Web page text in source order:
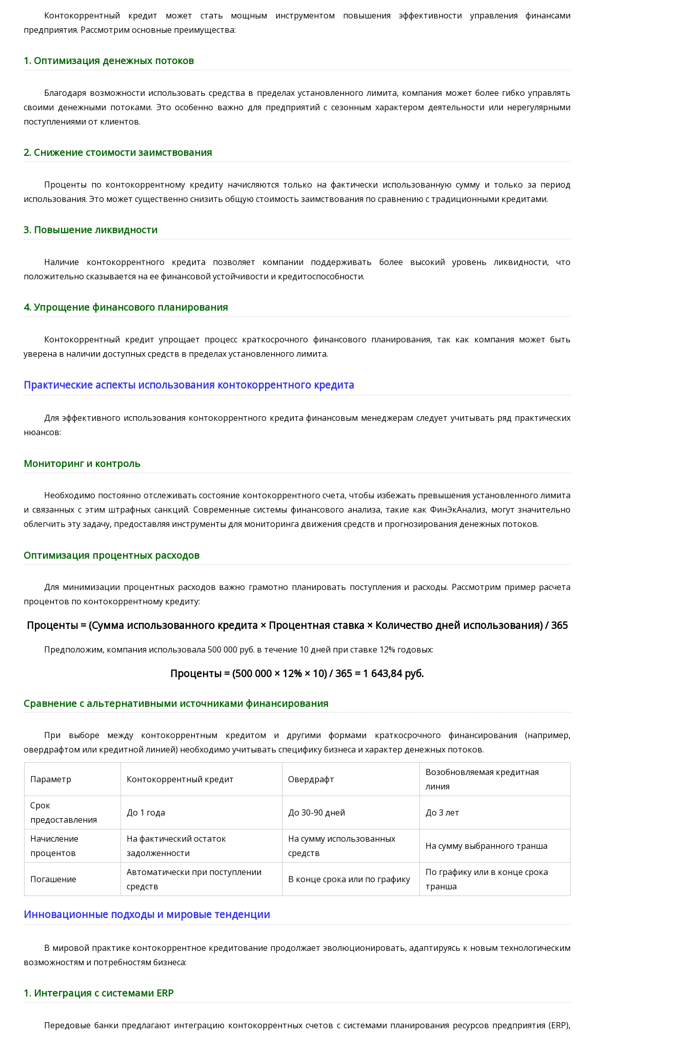
Контокоррентный кредит может стать мощным инструментом повышения эффективности управления финансами
предприятия. Рассмотрим основные преимущества:
1. Оптимизация денежных потоков
Благодаря возможности использовать средства в пределах установленного лимита, компания может более гибко управлять
своими денежными потоками. Это особенно важно для предприятий с сезонным характером деятельности или нерегулярными
поступлениями от клиентов.
2. Снижение стоимости заимствования
Проценты по контокоррентному кредиту начисляются только на фактически использованную сумму и только за период
использования. Это может существенно снизить общую стоимость заимствования по сравнению с традиционными кредитами.
3. Повышение ликвидности
Наличие контокоррентного кредита позволяет компании поддерживать более высокий уровень ликвидности, что
положительно сказывается на ее финансовой устойчивости и кредитоспособности.
4. Упрощение финансового планирования
Контокоррентный кредит упрощает процесс краткосрочного финансового планирования, так как компания может быть
уверена в наличии доступных средств в пределах установленного лимита.
Практические аспекты использования контокоррентного кредита
Для эффективного использования контокоррентного кредита финансовым менеджерам следует учитывать ряд практических
нюансов:
Мониторинг и контроль
Необходимо постоянно отслеживать состояние контокоррентного счета, чтобы избежать превышения установленного лимита
и связанных с этим штрафных санкций. Современные системы финансового анализа, такие как ФинЭкАнализ, могут значительно
облегчить эту задачу, предоставляя инструменты для мониторинга движения средств и прогнозирования денежных потоков.
Оптимизация процентных расходов
Для минимизации процентных расходов важно грамотно планировать поступления и расходы. Рассмотрим пример расчета
процентов по контокоррентному кредиту:
Проценты = (Сумма использованного кредита × Процентная ставка × Количество дней использования) / 365
Предположим, компания использовала 500 000 руб. в течение 10 дней при ставке 12% годовых:
Проценты = (500 000 × 12% × 10) / 365 = 1 643,84 руб.
Сравнение с альтернативными источниками финансирования
При выборе между контокоррентным кредитом и другими формами краткосрочного финансирования (например,
овердрафтом или кредитной линией) необходимо учитывать специфику бизнеса и характер денежных потоков.
Параметр Контокоррентный кредит Овердрафт
Возобновляемая кредитная
линия
Срок
предоставления
До 1 года До 30-90 дней До 3 лет
Начисление
процентов
На фактический остаток
задолженности
На сумму использованных
средств
На сумму выбранного транша
Погашение
Автоматически при поступлении
средств
В конце срока или по графику
По графику или в конце срока
транша
Инновационные подходы и мировые тенденции
В мировой практике контокоррентное кредитование продолжает эволюционировать, адаптируясь к новым технологическим
возможностям и потребностям бизнеса:
1. Интеграция с системами ERP
Передовые банки предлагают интеграцию контокоррентных счетов с системами планирования ресурсов предприятия (ERP),